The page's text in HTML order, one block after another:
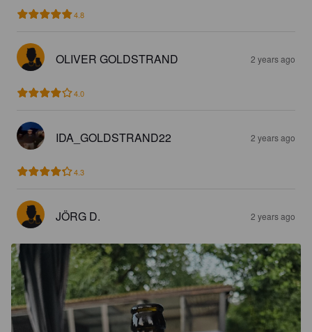
4.8
OLIVER GOLDSTRAND 2 years ago
4.0
IDA_GOLDSTRAND22 2 years ago
4.3
JÖRG D. 2 years ago